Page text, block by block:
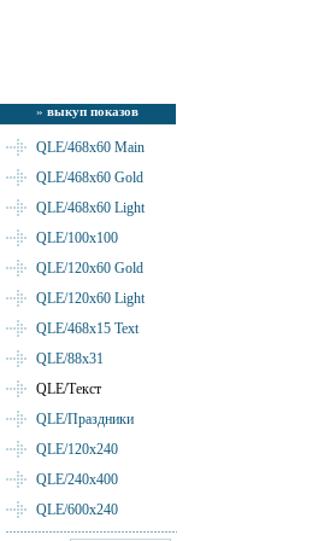
» выкуп показов
QLE/468x60 Main
QLE/468x60 Gold
QLE/468x60 Light
QLE/100x100
QLE/120x60 Gold
QLE/120x60 Light
QLE/468x15 Text
QLE/88x31
QLE/Текст
QLE/Праздники
QLE/120x240
QLE/240x400
QLE/600x240